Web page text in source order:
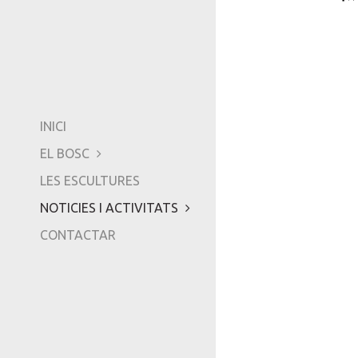
INICI
EL BOSC
LES ESCULTURES
NOTICIES I ACTIVITATS
CONTACTAR